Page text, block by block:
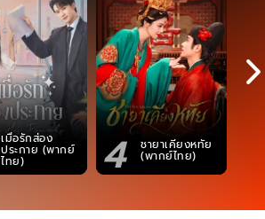
เมื่อรักส่อง
ประกาย (พากย์
ไทย) 4 ชายาเคียงหทัย
(พากย์ไทย) 5